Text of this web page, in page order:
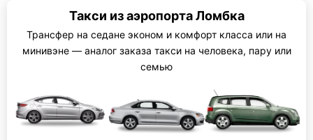
Такси из аэропорта Ломбка
Трансфер на седане эконом и комфорт класса или на
минивэне — аналог заказа такси на человека, пару или
семью